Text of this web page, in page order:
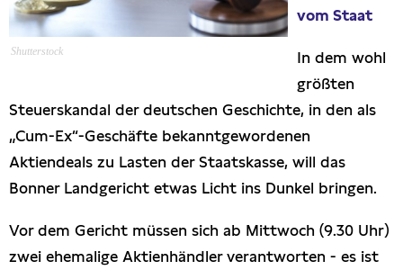
Anfragen (Archivseite)
Shutterstock
vom Staat
In dem wohl
größten
Steuerskandal der deutschen Geschichte, in den als
„Cum-Ex“-Geschäfte bekanntgewordenen
Aktiendeals zu Lasten der Staatskasse, will das
Bonner Landgericht etwas Licht ins Dunkel bringen.
Vor dem Gericht müssen sich ab Mittwoch (9.30 Uhr)
zwei ehemalige Aktienhändler verantworten - es ist